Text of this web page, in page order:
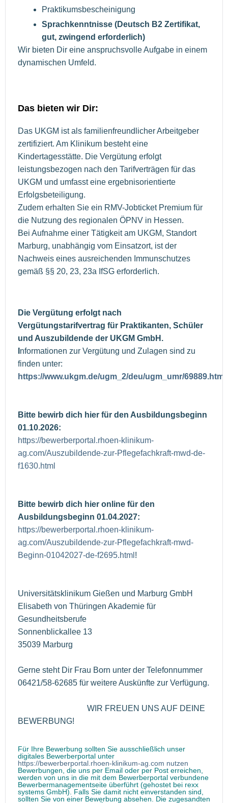
Praktikumsbescheinigung
Sprachkenntnisse (Deutsch B2 Zertifikat,
gut, zwingend erforderlich)
Wir bieten Dir eine anspruchsvolle Aufgabe in einem
dynamischen Umfeld.
Das bieten wir Dir:
Das UKGM ist als familienfreundlicher Arbeitgeber
zertifiziert. Am Klinikum besteht eine
Kindertagesstätte. Die Vergütung erfolgt
leistungsbezogen nach den Tarifverträgen für das
UKGM und umfasst eine ergebnisorientierte
Erfolgsbeteiligung.
Zudem erhalten Sie ein RMV-Jobticket Premium für
die Nutzung des regionalen ÖPNV in Hessen.
Bei Aufnahme einer Tätigkeit am UKGM, Standort
Marburg, unabhängig vom Einsatzort, ist der
Nachweis eines ausreichenden Immunschutzes
gemäß §§ 20, 23, 23a IfSG erforderlich.
Die Vergütung erfolgt nach
Vergütungstarifvertrag für Praktikanten, Schüler
und Auszubildende der UKGM GmbH.
nformationen zur Vergütung und Zulagen sind zu
finden unter:
https://www.ukgm.de/ugm_2/deu/ugm_umr/69889.html
Bitte bewirb dich hier für den Ausbildungsbeginn
01.10.2026:
https://bewerberportal.rhoen-klinikum-
ag.com/Auszubildende-zur-Pflegefachkraft-mwd-de-
f1630.html
Bitte bewirb dich hier online für den
Ausbildungsbeginn 01.04.2027:
https://bewerberportal.rhoen-klinikum-
ag.com/Auszubildende-zur-Pflegefachkraft-mwd-
Beginn-01042027-de-f2695.html !
Universitätsklinikum Gießen und Marburg GmbH
Elisabeth von Thüringen Akademie für
Gesundheitsberufe
Sonnenblickallee 13
35039 Marburg
Gerne steht Dir Frau Born unter der Telefonnummer
06421/58-62685 für weitere Auskünfte zur Verfügung.
WIR FREUEN UNS AUF DEINE
BEWERBUNG!
Für Ihre Bewerbung sollten Sie ausschließlich unser
digitales Bewerberportal unter
https://bewerberportal.rhoen-klinikum-ag.com nutzen
Bewerbungen, die uns per Email oder per Post erreichen,
werden von uns in die mit dem Bewerberportal verbundene
Bewerbermanagementseite überführt (gehostet bei rexx
systems GmbH). Falls Sie damit nicht einverstanden sind,
sollten Sie von einer Bewerbung absehen. Die zugesandten